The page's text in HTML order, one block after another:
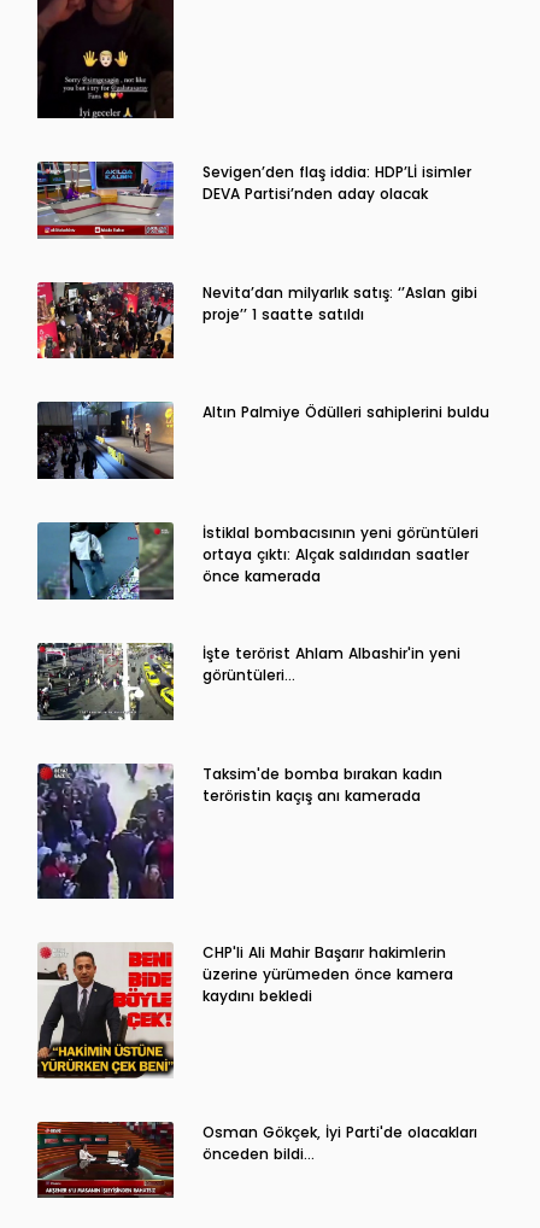
Sevigen’den flaş iddia: HDP’Lİ isimler
DEVA Partisi’nden aday olacak
Nevita’dan milyarlık satış: ‘’Aslan gibi
proje’’ 1 saatte satıldı
Altın Palmiye Ödülleri sahiplerini buldu
İstiklal bombacısının yeni görüntüleri
ortaya çıktı: Alçak saldırıdan saatler
önce kamerada
İşte terörist Ahlam Albashir'in yeni
görüntüleri…
Taksim'de bomba bırakan kadın
teröristin kaçış anı kamerada
CHP'li Ali Mahir Başarır hakimlerin
üzerine yürümeden önce kamera
kaydını bekledi
Osman Gökçek, İyi Parti'de olacakları
önceden bildi...